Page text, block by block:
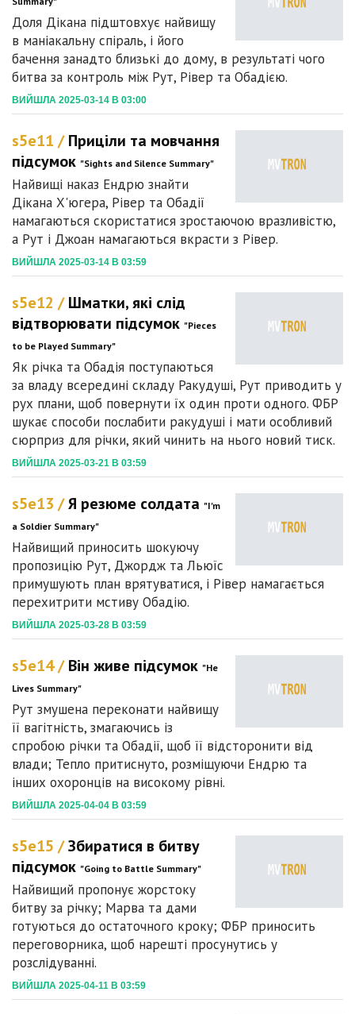
Доля Дікана підштовхує найвищу
в маніакальну спіраль, і його
бачення занадто близькі до дому, в результаті чого
битва за контроль між Рут, Рівер та Обадією.
ВИЙШЛА 2025-03-14 В 03:00
s5e11 /Приціли та мовчання
підсумок "Sights and Silence Summary"
Найвищі наказ Ендрю знайти
Дікана Х'югера, Рівер та Обадії
намагаються скористатися зростаючою вразливістю,
а Рут і Джоан намагаються вкрасти з Рівер.
ВИЙШЛА 2025-03-14 В 03:59
s5e12 /Шматки, які слід
відтворювати підсумок "Pieces
to be Played Summary"
Як річка та Обадія поступаються
за владу всередині складу Ракудуші, Рут приводить у
рух плани, щоб повернути їх один проти одного. ФБР
шукає способи послабити ракудуші і мати особливий
сюрприз для річки, який чинить на нього новий тиск.
ВИЙШЛА 2025-03-21 В 03:59
s5e13 /Я резюме солдата "I'm
a Soldier Summary"
Найвищий приносить шокуючу
пропозицію Рут, Джордж та Льюїс
примушують план врятуватися, і Рівер намагається
перехитрити мстиву Обадію.
ВИЙШЛА 2025-03-28 В 03:59
s5e14 /Він живе підсумок "He
Lives Summary"
Рут змушена переконати найвищу
її вагітність, змагаючись із
спробою річки та Обадії, щоб її відсторонити від
влади; Тепло притиснуто, розміщуючи Ендрю та
інших охоронців на високому рівні.
ВИЙШЛА 2025-04-04 В 03:59
s5e15 /Збиратися в битву
підсумок "Going to Battle Summary"
Найвищий пропонує жорстоку
битву за річку; Марва та дами
готуються до остаточного кроку; ФБР приносить
переговорника, щоб нарешті просунутись у
розслідуванні.
ВИЙШЛА 2025-04-11 В 03:59